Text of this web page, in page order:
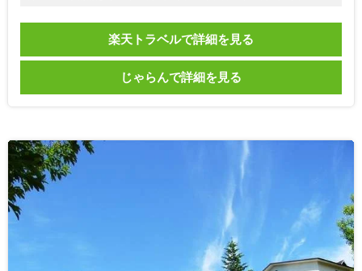
楽天トラベルで詳細を見る
じゃらんで詳細を見る